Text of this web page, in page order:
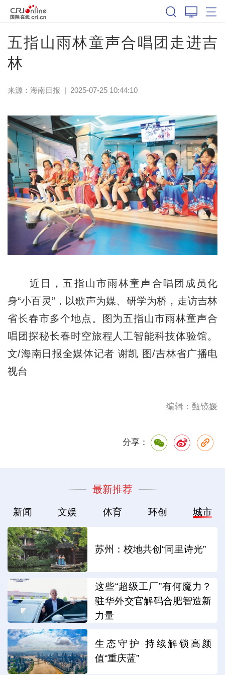
五指山雨林童声合唱团走进吉
林
来源： 海南日报 | 2025-07-25 10:44:10
近日，五指山市雨林童声合唱团成员化
身“小百灵”，以歌声为媒、研学为桥，走访吉林
省长春市多个地点。图为五指山市雨林童声合
唱团探秘长春时空旅程人工智能科技体验馆。
文/海南日报全媒体记者 谢凯 图/吉林省广播电
视台
编辑：甄镜媛
分享：
最新推荐
新闻 文娱 体育 环创 城市
苏州：校地共创“同里诗光”
这些“超级工厂”有何魔力？
驻华外交官解码合肥智造新
力量
生态守护 持续解锁高颜
值“重庆蓝”